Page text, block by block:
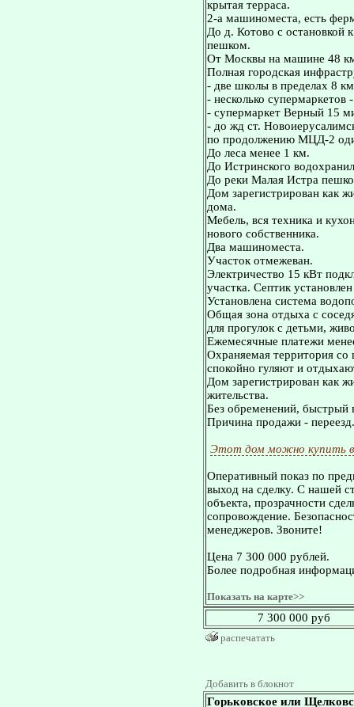
крытая терраса.
2-а машиноместа, есть
До д. Котово с остановкой
пешком.
От Москвы на машине 48
Полная городская
- две школы в пределах 8
- несколько
- супермаркет Верный 15
- до жд ст.
по продолжению МЦД-2
До леса менее 1 км.
До Истринского
До реки Малая Истра
Дом зарегистрирован как
дома.
Мебель, вся техника и
нового собственника.
Два машиноместа.
Участок отмежеван.
Электричество 15 кВт
участка. Септик
Установлена система
Общая зона отдыха с
для прогулок с детьми,
Ежемесячные платежи
Охраняемая территория
спокойно гуляют и
Дом зарегистрирован как
жительства.
Без обременений, быстрый
Причина продажи - переезд.
Этот дом можно купить
Оперативный показ по
выход на сделку. С нашей
объекта, прозрачности
сопровождение.
менеджеров. Звоните!
Цена 7 300 000 рублей.
Более подробная
Показать на карте>>
7 300 000 руб
распечатать
Добавить в блокнот
Горьковское или